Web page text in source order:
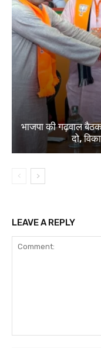
भाजपा की गढ़वाल
दो,
LEAVE A REPLY